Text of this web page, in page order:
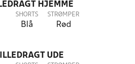
HJEMME
SHORTS
Blå
STRØMPER
Rød
UDE